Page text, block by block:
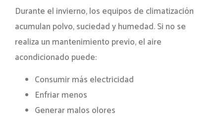
Durante el invierno, los equipos de climatización
acumulan polvo, suciedad y humedad. Si no se
realiza un mantenimiento previo, el aire
acondicionado puede:
Consumir más electricidad
Enfriar menos
Generar malos olores